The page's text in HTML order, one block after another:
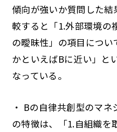
傾向が強いか質問した
較すると「1.外部環境の
の曖昧性」の項目につ
かといえばBに近い」と
なっている。
・ Bの自律共創型のマ
の特徴は、「1.自組織を